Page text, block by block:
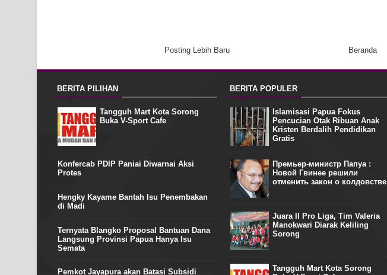
Posting Lebih Baru Beranda
BERITA PILIHAN
Tangguh Mart Kota Sorong
Buka V-Sport Cafe
Konfercab PDIP Paniai Diwarnai Aksi
Protes
Hengky Kayame Bantah Isu Penembakan
di Madi
Ternyata Blangko Proposal Bantuan Dana
Langsung Provinsi Papua Hanya Isu
Semata
Pemkot Jayapura akan Batasi Subsidi
BERITA POPULER
Islamisasi Papua Fokus
Pencucian Otak Ribuan Anak
Kristen Berdalih Pendidikan
Gratis
Премьер-министр Папуа :
Новой Гвинее решили
отменить закон о колдовстве
Juara II Pro Liga, Tim Valeria
Manokwari Diarak Keliling
Sorong
Tangguh Mart Kota Sorong